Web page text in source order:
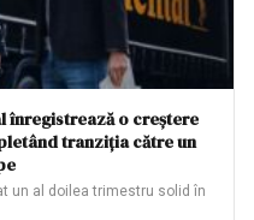
înregistrează o creștere
tranziția către un
un al doilea trimestru solid în